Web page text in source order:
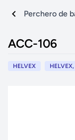
Perchero de
ACC-106
HELVEX